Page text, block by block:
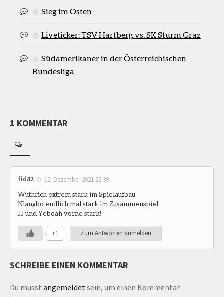
Sieg im Osten
Liveticker: TSV Hartberg vs. SK Sturm Graz
Südamerikaner in der Österreichischen
Bundesliga
1 KOMMENTAR
fid82 12. Dezember 2021 22:39
Wüthrich extrem stark im Spielaufbau
Niangbo endlich mal stark im Zusammenspiel
JJ und Yeboah vorne stark!
+1 Zum Antworten anmelden
SCHREIBE EINEN KOMMENTAR
Du musst angemeldet sein, um einen Kommentar